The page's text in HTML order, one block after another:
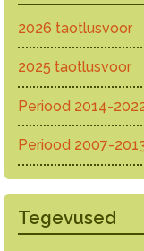
2026 taotlusvoor
2025 taotlusvoor
Periood 2014-
Periood 2007-
Tegevused